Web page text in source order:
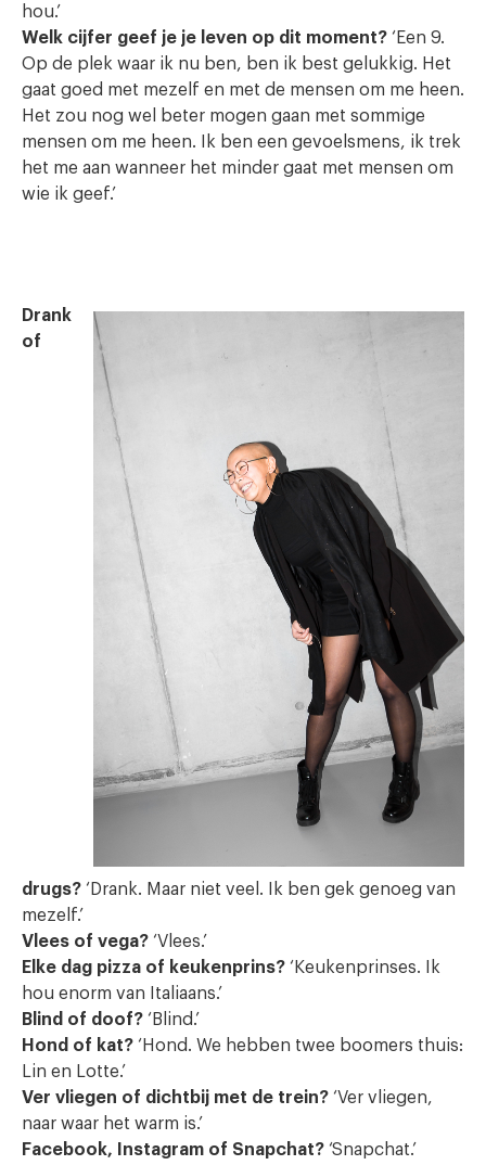
hou.’
Welk cijfer geef je je leven op dit moment? ‘Een 9.
Op de plek waar ik nu ben, ben ik best gelukkig. Het
gaat goed met mezelf en met de mensen om me heen.
Het zou nog wel beter mogen gaan met sommige
mensen om me heen. Ik ben een gevoelsmens, ik trek
het me aan wanneer het minder gaat met mensen om
wie ik geef.’
Drank
of
drugs? ‘Drank. Maar niet veel. Ik ben gek genoeg van
mezelf.’
Vlees of vega? ‘Vlees.’
Elke dag pizza of keukenprins? ‘Keukenprinses. Ik
hou enorm van Italiaans.’
Blind of doof? ‘Blind.’
Hond of kat? ‘Hond. We hebben twee boomers thuis:
Lin en Lotte.’
Ver vliegen of dichtbij met de trein? ‘Ver vliegen,
naar waar het warm is.’
Facebook, Instagram of Snapchat? ‘Snapchat.’